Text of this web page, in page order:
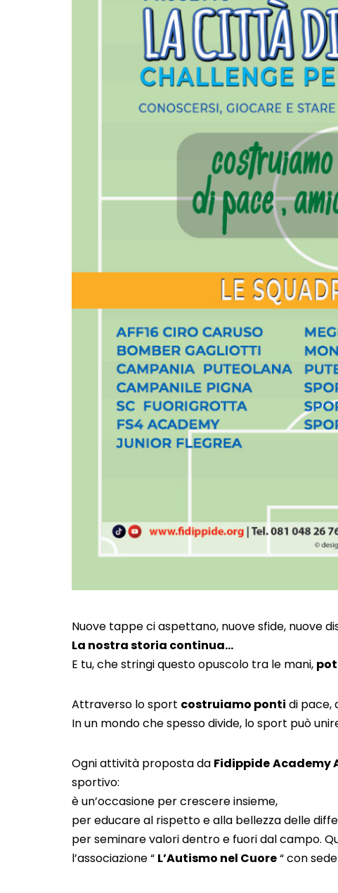
Nuove tappe ci aspettano, nuove sfide, nuove
La nostra storia continua…
E tu, che stringi questo opuscolo tra le mani,
Attraverso lo sport costruiamo ponti di pace,
In un mondo che spesso divide, lo sport può
Ogni attività proposta da FidippideAcademy
sportivo:
è un’occasione per crescere insieme,
per educare al rispetto e alla bellezza delle
per seminare valori dentro e fuori dal campo.
l’associazione “ L’Autismo nel Cuore“ con